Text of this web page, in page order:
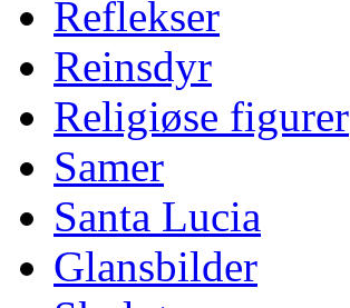
Reflekser
Reinsdyr
Religiøse figurer
Samer
Santa Lucia
Glansbilder